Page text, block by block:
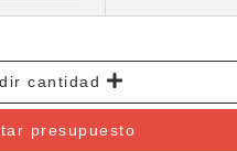
cantidad
presupuesto